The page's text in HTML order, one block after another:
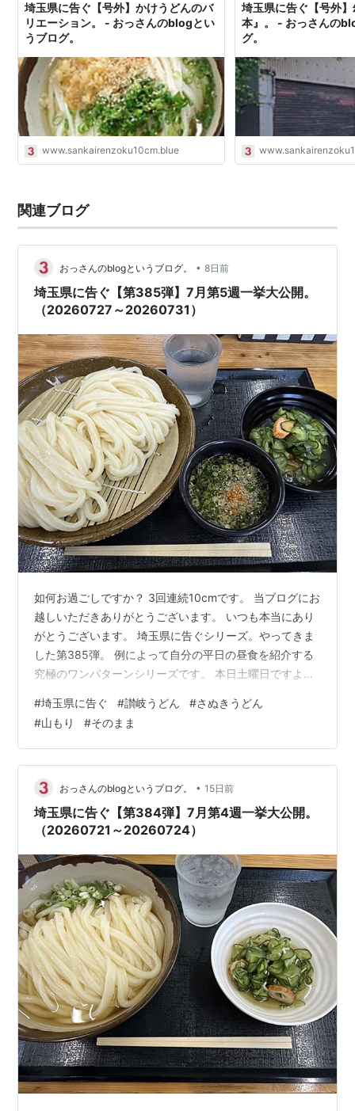
埼玉県に告ぐ【号外】かけうどんのバ
リエーション。 - おっさんのblogとい
うブログ。
www.sankairenzoku10cm.blue
埼玉県に告ぐ【号外
本』。 - おっさんの
グ。
関連ブログ
おっさんのblogというブログ。 • 8日前
埼玉県に告ぐ【第385弾】7月第5週一挙大公開。
（20260727～20260731）
如何お過ごしですか？ 3回連続10cmです。 当ブログにお
越しいただきありがとうございます。 いつも本当にあり
がとうございます。 埼玉県に告ぐシリーズ。やってきま
した第385弾。 例によって自分の平日の昼食を紹介する
究極のワンパターンシリーズです。 本日土曜日ですよ。
［sankairenzoku10cm］は適格販売により収入を得てい
ます。 まえがき。 7月第5週。 編集後記 まえがき。 前回
は同シリーズ第384弾で2026年7月第4週の昼食を紹介さ
せていただきました。 www.sankairenzoku10cm.blue 今
回は2026年7月第5週です…
#埼玉県に告ぐ #讃岐うどん #さぬきうどん
#山もり #そのまま
おっさんのblogというブログ。 • 15日前
埼玉県に告ぐ【第384弾】7月第4週一挙大公開。
（20260721～20260724）